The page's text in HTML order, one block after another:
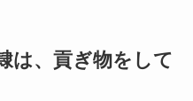
は、貢ぎ物をして